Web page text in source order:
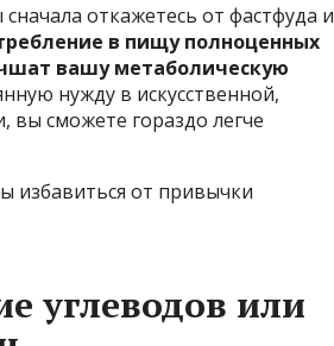
откажетесь от фастфуда и
в пищу полноценных
вашу метаболическую
нужду в искусственной,
сможете гораздо легче
избавиться от привычки
углеводов или